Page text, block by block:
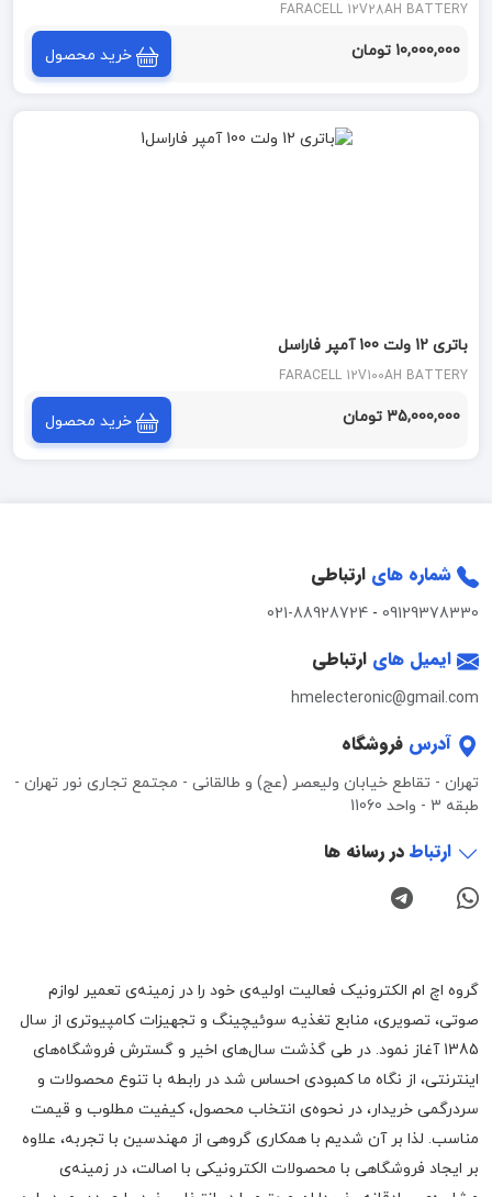
FARACELL 12V28AH BATTERY
10,000,000 تومان خرید محصول
باتری 12 ولت 100 آمپر فاراسل
FARACELL 12V100AH BATTERY
35,000,000 تومان خرید محصول
شماره های ارتباطی
09129378330
-
021-88928724
ایمیل های ارتباطی
hmelecteronic@gmail.com
آدرس فروشگاه
تهران - تقاطع خیابان ولیعصر (عج) و طالقانی - مجتمع تجاری نور تهران -
طبقه 3 - واحد 11060
ارتباطدر رسانه ها
گروه اچ ام الکترونیک فعالیت اولیه‌ی خود را در زمینه‌‌ی تعمیر لوازم
صوتی، تصویری، منابع تغذیه سوئیچینگ و تجهیزات کامپیوتری از سال
1385 آغاز نمود. در طی گذشت سال‌های اخیر و گسترش فروشگاه‌های
اینترنتی، از نگاه ما کمبودی احساس شد در رابطه با تنوع محصولات و
سردرگمی خریدار، در نحوه‌ی انتخاب محصول، کیفیت مطلوب و قیمت
مناسب. لذا بر آن شدیم با همکاری گروهی از مهندسین با تجربه، علاوه
بر ایجاد فروشگاهی با محصولات الکترونیکی با اصالت، در زمینه‌ی